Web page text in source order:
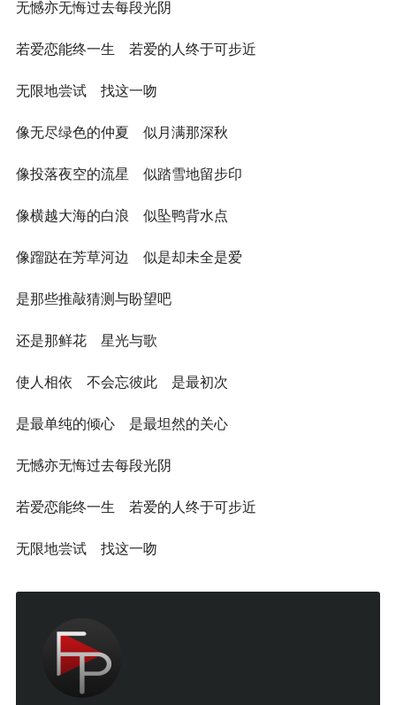
无憾亦无悔过去每段光阴
若爱恋能终一生 若爱的人终于可步近
无限地尝试 找这一吻
像无尽绿色的仲夏 似月满那深秋
像投落夜空的流星 似踏雪地留步印
像横越大海的白浪 似坠鸭背水点
像蹓跶在芳草河边 似是却未全是爱
是那些推敲猜测与盼望吧
还是那鲜花 星光与歌
使人相依 不会忘彼此 是最初次
是最单纯的倾心 是最坦然的关心
无憾亦无悔过去每段光阴
若爱恋能终一生 若爱的人终于可步近
无限地尝试 找这一吻